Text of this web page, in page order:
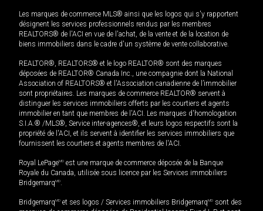
Les marques de commerce MLS® ainsi que les logos qui s'y rapportent
désignent les services professionnels rendus par les membres
REALTORS® de l'ACI en vue de l'achat, de la vente et de la location de
biens immobiliers dans le cadre d'un système de vente collaborative.
REALTOR®, REALTORS® et le logo REALTOR® sont des marques
déposées de REALTOR® Canada Inc., une compagnie dont la National
Association of REALTORS® et l'Association canadienne de l’immobilier
sont propriétaires. Les marques de commerce REALTOR® servent à
distinguer les services immobiliers offerts par les courtiers et agents
immobilier en tant que membres de l'ACI. Les marques d'homologation
S.I.A.® /MLS®, Service inter-agences®, et leurs logos respectifs sont la
propriété de l'ACI, et ils servent à identifier les services immobiliers que
fournissent les courtiers et agents membres de l'ACI.
Royal LePageMD est une marque de commerce déposée de la Banque
Royale du Canada, utilisée sous licence par les Services immobiliers
BridgemarqMD.
BridgemarqMD et ses logos / Services immobiliers BridgemarqMD sont des